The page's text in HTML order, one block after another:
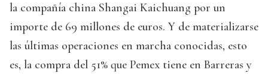
la compañía china Shangai Kaichuang por un
importe de 69 millones de euros. Y de materializarse
las últimas operaciones en marcha conocidas, esto
es, la compra del 51% que Pemex tiene en Barreras y